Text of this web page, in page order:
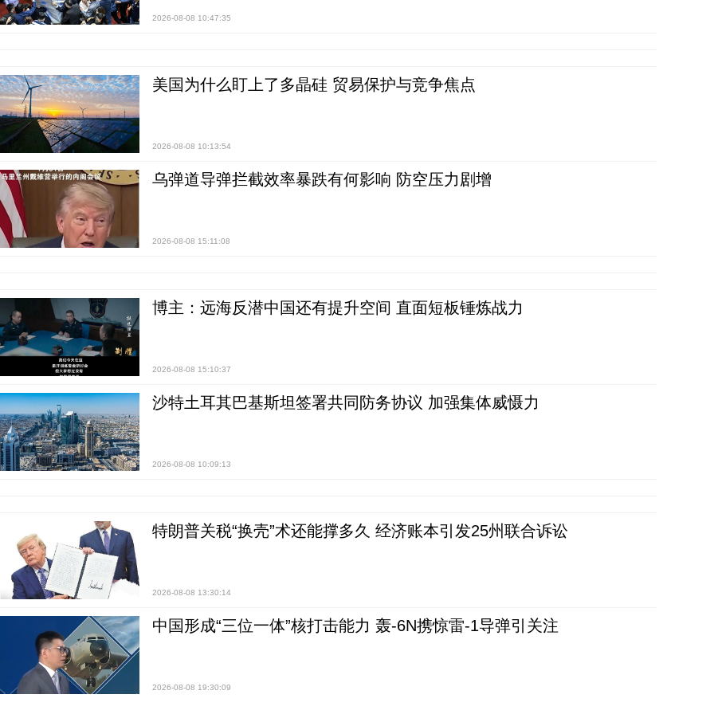
2026-08-08 10:47:35
美国为什么盯上了多晶硅 贸易保护与竞争焦点
2026-08-08 10:13:54
乌弹道导弹拦截效率暴跌有何影响 防空压力剧增
2026-08-08 15:11:08
博主：远海反潜中国还有提升空间 直面短板锤炼战力
2026-08-08 15:10:37
沙特土耳其巴基斯坦签署共同防务协议 加强集体威慑力
2026-08-08 10:09:13
特朗普关税“换壳”术还能撑多久 经济账本引发25州联合诉讼
2026-08-08 13:30:14
中国形成“三位一体”核打击能力 轰-6N携惊雷-1导弹引关注
2026-08-08 19:30:09